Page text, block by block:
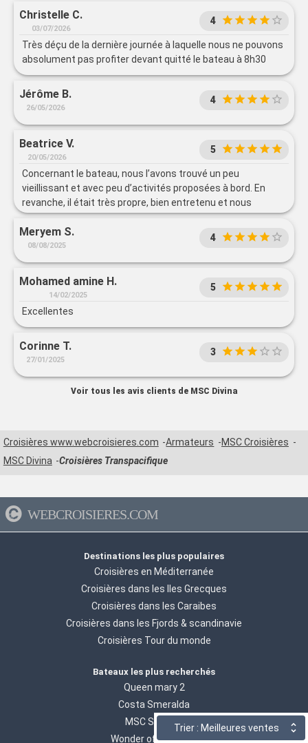
Trier : Meilleures ventes
Christelle C.
03/07/2026
4
Très déçu de la dernière journée à laquelle nous ne pouvons
absolument pas profiter devant quitté le bateau à 8h30
Jérôme B.
26/05/2026
4
Beatrice V.
20/05/2026
5
Concernant le bateau, nous l’avons trouvé un peu
vieillissant et avec peu d’activités proposées à bord. En
revanche, il était très propre, bien entretenu et nous
n’avons rencontré aucun problème durant la croisière.
L’ensemble reste tout à fait correct et agréable
Meryem S.
08/08/2025
4
Mohamed amine H.
14/02/2025
5
Excellentes
Corinne T.
27/01/2025
3
Voir tous les avis clients de MSC Divina
Croisières www.webcroisieres.com Armateurs
MSC Croisières
MSC Divina
Croisières Transpacifique
WEBCROISIERES.COM
Destinations les plus populaires
Croisières en Méditerranée
Croisières dans les Iles Grecques
Croisières dans les Caraibes
Croisières dans les Fjords & scandinavie
Croisières Tour du monde
Bateaux les plus recherchés
Queen mary 2
Costa Smeralda
MSC Seaside
Wonder of the seas